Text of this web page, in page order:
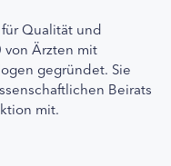
Qualität und
von Ärzten mit
gegründet. Sie
Beirats
mit.